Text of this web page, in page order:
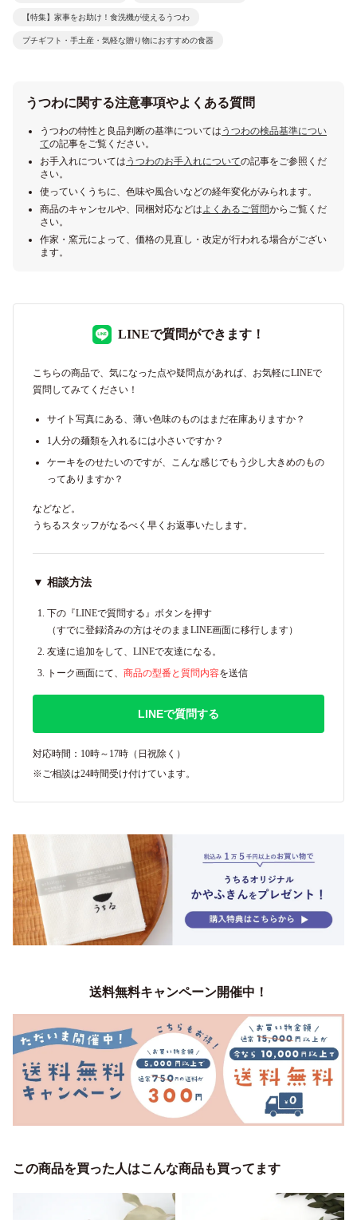
【特集】家事をお助け！食洗機が使えるうつわ
プチギフト・手土産・気軽な贈り物におすすめの食器
うつわに関する注意事項やよくある質問
うつわの特性と良品判断の基準については うつわの検品基準につい
ての記事をご覧ください。
お手入れについては うつわのお手入れについての記事をご参照くだ
さい。
使っていくうちに、色味や風合いなどの経年変化がみられます。
商品のキャンセルや、同梱対応などはよくあるご質問からご覧くだ
さい。
作家・窯元によって、価格の見直し・改定が行われる場合がござい
ます。
LINEで質問ができます！
こちらの商品で、気になった点や疑問点があれば、お気軽にLINEで
質問してみてください！
サイト写真にある、薄い色味のものはまだ在庫ありますか？
1人分の麺類を入れるには小さいですか？
ケーキをのせたいのですが、こんな感じでもう少し大きめのもの
ってありますか？
などなど。
うちるスタッフがなるべく早くお返事いたします。
▼ 相談方法
下の『LINEで質問する』ボタンを押す
（すでに登録済みの方はそのままLINE画面に移行します）
友達に追加をして、LINEで友達になる。
トーク画面にて、 商品の型番と質問内容を送信
LINEで質問する
対応時間：10時～17時（日祝除く）
※ご相談は24時間受け付けています。
送料無料キャンペーン開催中！
この商品を買った人はこんな商品も買ってます